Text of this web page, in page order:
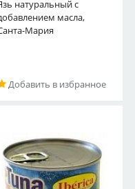
натуральный с
масла,
Мария
Добавить в избранное